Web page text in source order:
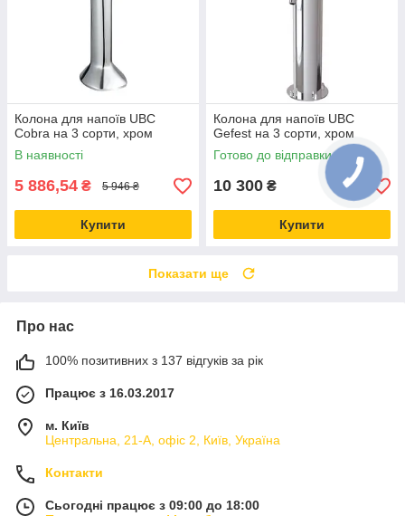
Колона для напоїв UBC
Cobra на 3 сорти, хром
В наявності
5 886,54 ₴ 5 946 ₴
Купити
Колона для напоїв UBC
Gefest на 3 сорти, хром
Готово до відправки
10 300 ₴
Купити
Показати ще
Про нас
100% позитивних з 137 відгуків за рік
Працює з 16.03.2017
м. Київ
Центральна, 21-А, офіс 2, Київ, Україна
Контакти
Сьогодні працює з 09:00 до 18:00